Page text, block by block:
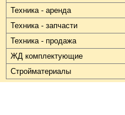
Техника - аренда
Техника - запчасти
Техника - продажа
ЖД комплектующие
Стройматериалы